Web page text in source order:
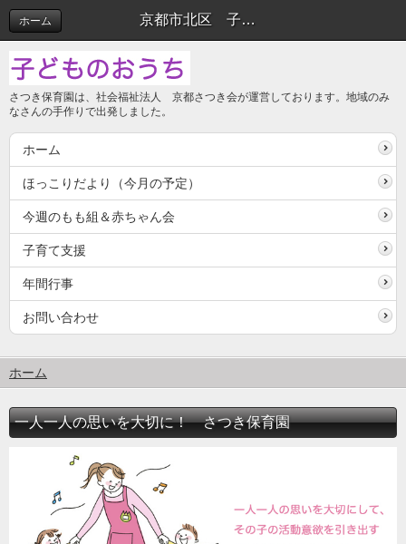
京都市北区 子どものおうち
ホーム
さつき保育園は、社会福祉法人 京都さつき会が運営しております。地域のみ
なさんの手作りで出発しました。
ホーム
ほっこりだより（今月の予定）
今週のもも組＆赤ちゃん会
子育て支援
年間行事
お問い合わせ
ホーム
一人一人の思いを大切に！ さつき保育園